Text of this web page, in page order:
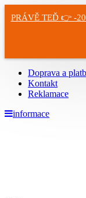
PRÁVĚ TEĎ 👉 -
Doprava a
Kontakt
Reklamace
informace